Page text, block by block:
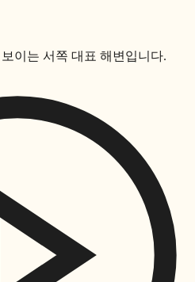
이는 서쪽 대표 해변입니다.